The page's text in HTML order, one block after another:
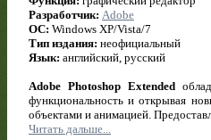
Карточный домик
3 сезон
Разработчик: Adobe
ОС: Windows XP/Vista/7
Тип издания: неофициальный
Язык: английский, русский
Adobe Photoshop Extended
функциональность и открывая
объектами и анимацией.
Читать дальше...